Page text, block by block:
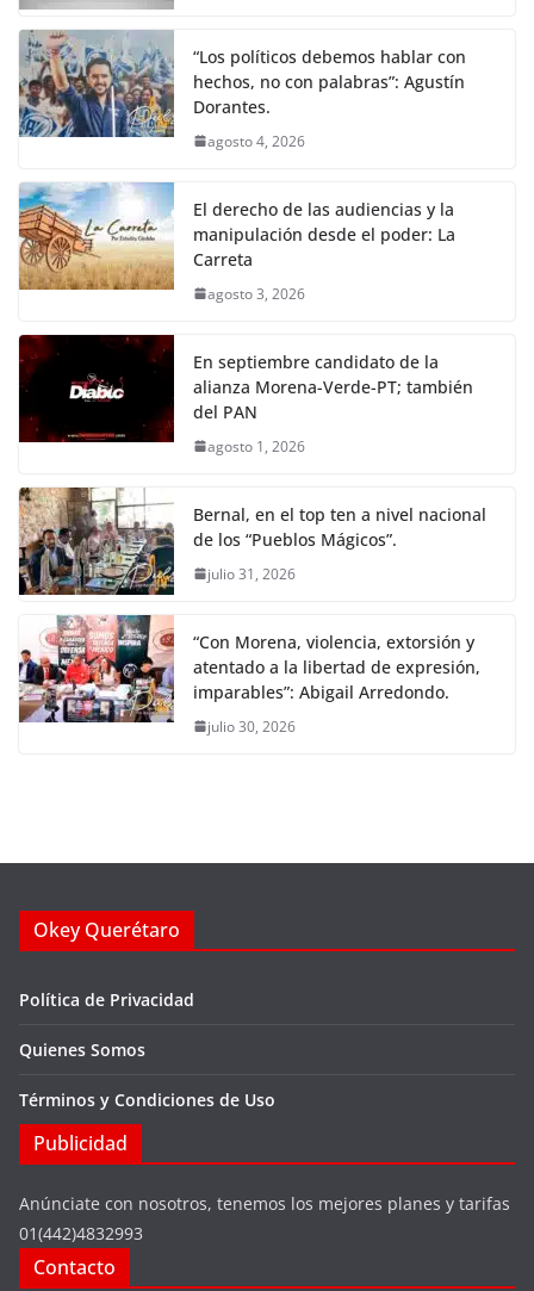
“Los políticos debemos hablar con
hechos, no con palabras”: Agustín
Dorantes.
agosto 4, 2026
El derecho de las audiencias y la
manipulación desde el poder: La
Carreta
agosto 3, 2026
En septiembre candidato de la
alianza Morena-Verde-PT; también
del PAN
agosto 1, 2026
Bernal, en el top ten a nivel nacional
de los “Pueblos Mágicos”.
julio 31, 2026
“Con Morena, violencia, extorsión y
atentado a la libertad de expresión,
imparables”: Abigail Arredondo.
julio 30, 2026
Okey Querétaro
Política de Privacidad
Quienes Somos
Términos y Condiciones de Uso
Publicidad
Anúnciate con nosotros, tenemos los mejores planes y tarifas
01(442)4832993
Contacto